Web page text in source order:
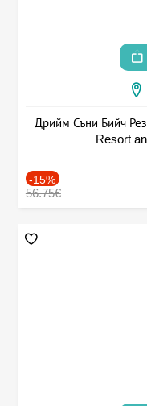
Дрийм Съни Бийч
Resort
-15%
56.75€